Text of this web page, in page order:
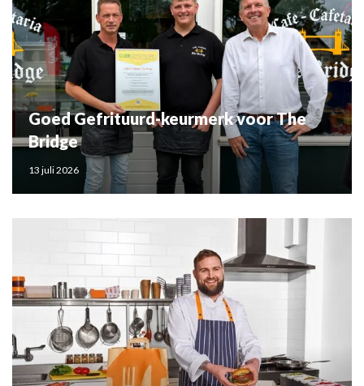
Goed Gefrituurd-keurmerk voor The
Bridge
13 juli 2026